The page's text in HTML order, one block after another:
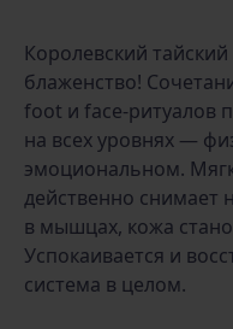
Королевский
блаженство!
foot и face-ритуалов
на всех уровнях —
эмоциональном.
действенно снимает
в мышцах, кожа
Успокаивается и
система в целом.